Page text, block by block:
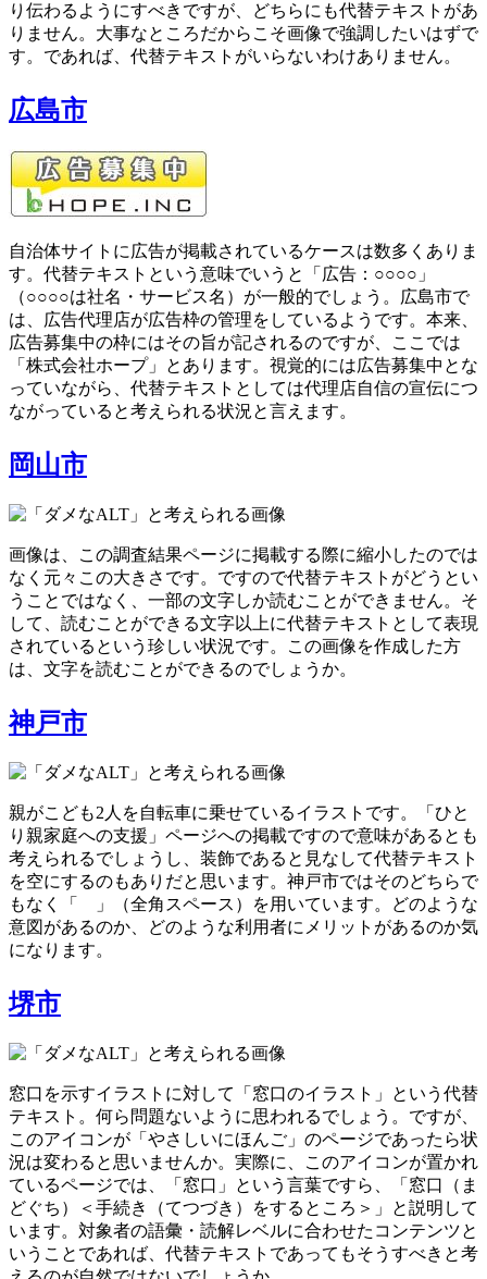
り伝わるようにすべきですが、どちらにも代替テキストがあ
りません。大事なところだからこそ画像で強調したいはずで
す。であれば、代替テキストがいらないわけありません。
広島市
自治体サイトに広告が掲載されているケースは数多くありま
す。代替テキストという意味でいうと「広告：○○○○」
（○○○○は社名・サービス名）が一般的でしょう。広島市で
は、広告代理店が広告枠の管理をしているようです。本来、
広告募集中の枠にはその旨が記されるのですが、ここでは
「株式会社ホープ」とあります。視覚的には広告募集中とな
っていながら、代替テキストとしては代理店自信の宣伝につ
ながっていると考えられる状況と言えます。
岡山市
画像は、この調査結果ページに掲載する際に縮小したのでは
なく元々この大きさです。ですので代替テキストがどうとい
うことではなく、一部の文字しか読むことができません。そ
して、読むことができる文字以上に代替テキストとして表現
されているという珍しい状況です。この画像を作成した方
は、文字を読むことができるのでしょうか。
神戸市
親がこども2人を自転車に乗せているイラストです。「ひと
り親家庭への支援」ページへの掲載ですので意味があるとも
考えられるでしょうし、装飾であると見なして代替テキスト
を空にするのもありだと思います。神戸市ではそのどちらで
もなく「 」（全角スペース）を用いています。どのような
意図があるのか、どのような利用者にメリットがあるのか気
になります。
堺市
窓口を示すイラストに対して「窓口のイラスト」という代替
テキスト。何ら問題ないように思われるでしょう。ですが、
このアイコンが「やさしいにほんご」のページであったら状
況は変わると思いませんか。実際に、このアイコンが置かれ
ているページでは、「窓口」という言葉ですら、「窓口（ま
どぐち）＜手続き（てつづき）をするところ＞」と説明して
います。対象者の語彙・読解レベルに合わせたコンテンツと
いうことであれば、代替テキストであってもそうすべきと考